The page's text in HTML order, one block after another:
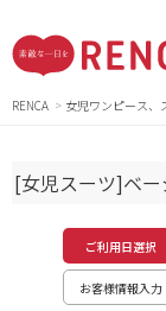
RENCA 女児ワンピース、
[女児スーツ]ベ
ご利用日選択
お客様情報入力